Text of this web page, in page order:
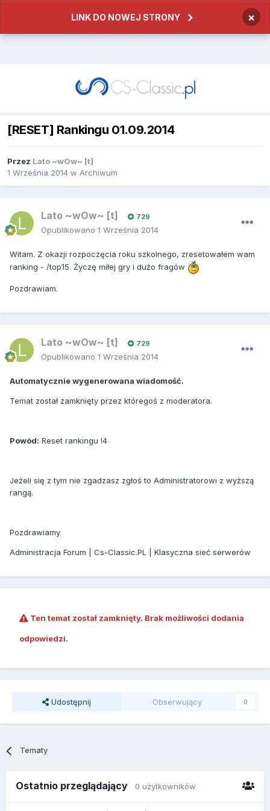
LINK DO NOWEJ STRONY ×
[RESET] Rankingu 01.09.2014
Przez Lato ~wOw~ [t]
1 Września 2014 w Archiwum
Lato ~wOw~ [t] 729
Opublikowano 1 Września 2014
Witam. Z okazji rozpoczęcia roku szkolnego, zresetowałem wam
ranking - /top15. Życzę miłej gry i dużo fragów
Pozdrawiam.
Lato ~wOw~ [t] 729
Opublikowano 1 Września 2014
Automatycznie wygenerowana wiadomość.
Temat został zamknięty przez któregoś z moderatora.
Powód: Reset rankingu !4
Jeżeli się z tym nie zgadzasz zgłoś to Administratorowi z wyższą
rangą.
Pozdrawiamy
Administracja Forum | Cs-Classic.PL | Klasyczna sieć serwerów
Ten temat został zamknięty. Brak możliwości dodania
odpowiedzi.
Udostępnij Obserwujący 0
Tematy
Ostatnio przeglądający 0 użytkowników